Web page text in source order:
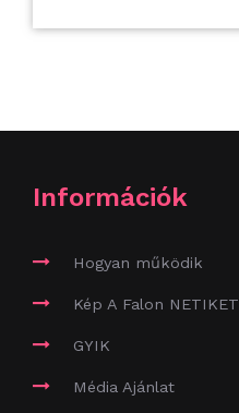
Információk
Hogyan működik
Kép A Falon NETIKET
GYIK
Média Ajánlat